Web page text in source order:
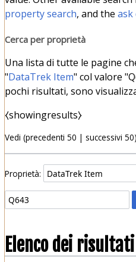
property search, and the ask
Cerca per proprietà
Una lista di tutte le pagine
"DataTrek Item" col valore
pochi risultati, sono
⧼showingresults⧽
Vedi (precedenti 50 | successivi 50
Proprietà:
Elenco dei risultati